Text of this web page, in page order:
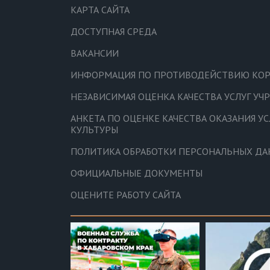
КАРТА САЙТА
ДОСТУПНАЯ СРЕДА
ВАКАНСИИ
ИНФОРМАЦИЯ ПО ПРОТИВОДЕЙСТВИЮ
НЕЗАВИСИМАЯ ОЦЕНКА КАЧЕСТВА УСЛУГ
АНКЕТА ПО ОЦЕНКЕ КАЧЕСТВА ОКАЗАНИЯ
КУЛЬТУРЫ
ПОЛИТИКА ОБРАБОТКИ ПЕРСОНАЛЬНЫХ
ОФИЦИАЛЬНЫЕ ДОКУМЕНТЫ
ОЦЕНИТЕ РАБОТУ САЙТА